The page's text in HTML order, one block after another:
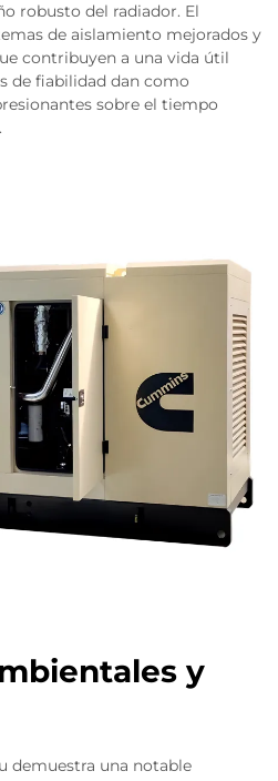
robusto del radiador. El
de aislamiento mejorados y
contribuyen a una vida útil
de fiabilidad dan como
sobre el tiempo
y
demuestra una notable